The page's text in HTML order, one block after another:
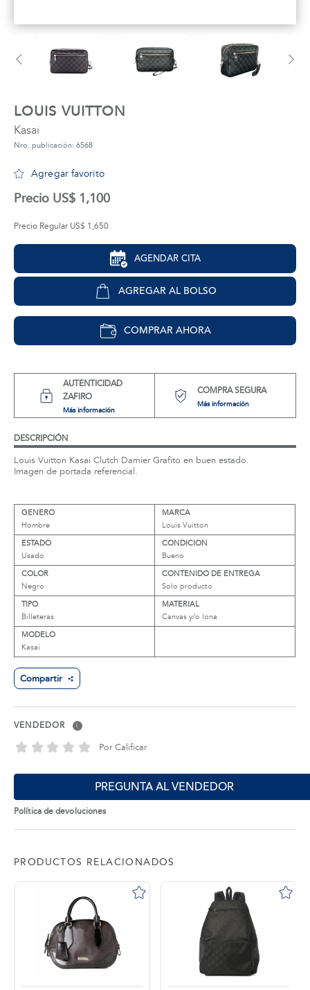
LOUIS VUITTON
Kasai
Nro. publicación: 6568
Agregar favorito
Precio US$ 1,100
Precio Regular US$ 1,650
AGENDAR CITA
AGREGAR AL BOLSO
COMPRAR AHORA
AUTENTICIDAD
ZAFIRO
Más información
COMPRA SEGURA
Más información
DESCRIPCIÓN
Louis Vuitton Kasai Clutch Damier Grafito en buen estado.
Imagen de portada referencial.
GENERO
Hombre
MARCA
Louis Vuitton
ESTADO
Usado
CONDICION
Bueno
COLOR
Negro
CONTENIDO DE ENTREGA
Solo producto
TIPO
Billeteras
MATERIAL
Canvas y/o lona
MODELO
Kasai
Compartir
VENDEDOR i
Por Calificar
PREGUNTA AL VENDEDOR
Política de devoluciones
PRODUCTOS RELACIONADOS